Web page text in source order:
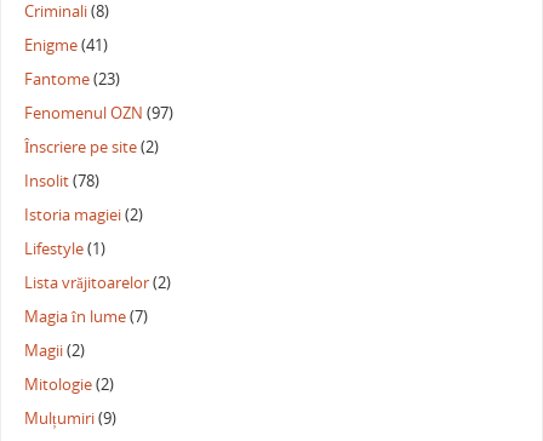
Criminali(8)
Enigme(41)
Fantome(23)
Fenomenul OZN (97)
Înscriere pe site(2)
Insolit(78)
Istoria magiei(2)
Lifestyle(1)
Lista vrăjitoarelor(2)
Magia în lume(7)
Magii(2)
Mitologie(2)
Mulțumiri(9)